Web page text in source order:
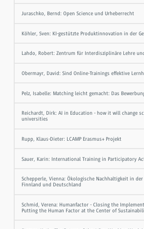
Juraschko, Bernd: Open Science und Urheberrecht
Köhler, Sven: KI-gestützte Produktinnovation in der
Lahdo, Robert: Zentrum für Interdisziplinäre Lehre
Obermayr, David: Sind Online-Trainings effektive
Pelz, Isabelle: Matching leicht gemacht: Das
Reichardt, Dirk: AI in Education - how it will change
universities
Rupp, Klaus-Dieter: LCAMP Erasmus+ Projekt
Sauer, Karin: International Training in Participatory
Schepperle, Vienna: Ökologische Nachhaltigkeit in
Finnland und Deutschland
Schmid, Verena: Humanfactor - Closing the
Putting the Human Factor at the Center of